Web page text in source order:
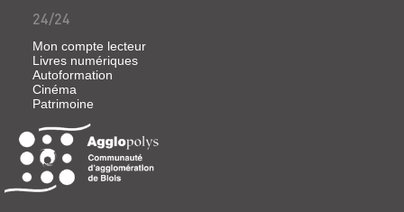
24/24
Mon compte lecteur
Livres numériques
Autoformation
Cinéma
Patrimoine